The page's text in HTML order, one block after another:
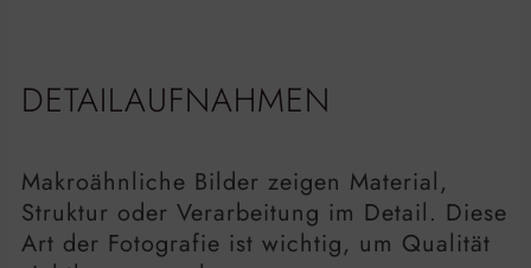
DETAILAUFNAHMEN
Makroähnliche Bilder zeigen Material,
Struktur oder Verarbeitung im Detail. Diese
Art der Fotografie ist wichtig, um Qualität